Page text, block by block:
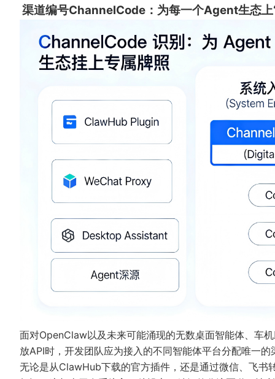
渠道编号ChannelCode：为每一个Agent生态上
面对OpenClaw以及未来可能涌现的无数桌面智能体、车
放API时，开发团队应为接入的不同智能体平台分配唯一的
无论是从ClawHub下载的官方插件，还是通过微信、飞